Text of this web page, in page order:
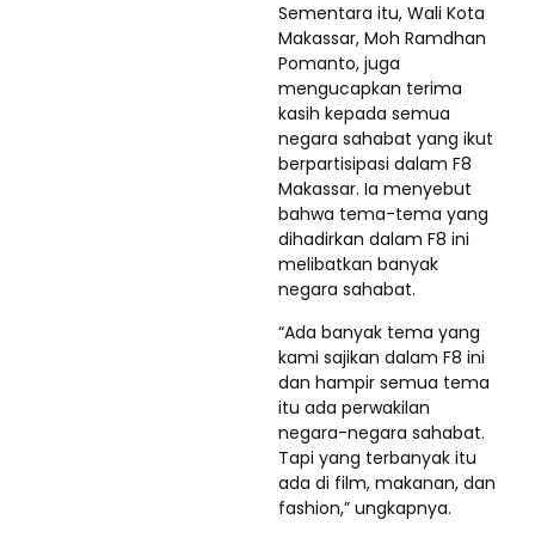
Sementara itu, Wali Kota
Makassar, Moh Ramdhan
Pomanto, juga
mengucapkan terima
kasih kepada semua
negara sahabat yang ikut
berpartisipasi dalam F8
Makassar. Ia menyebut
bahwa tema-tema yang
dihadirkan dalam F8 ini
melibatkan banyak
negara sahabat.
“Ada banyak tema yang
kami sajikan dalam F8 ini
dan hampir semua tema
itu ada perwakilan
negara-negara sahabat.
Tapi yang terbanyak itu
ada di film, makanan, dan
fashion,” ungkapnya.